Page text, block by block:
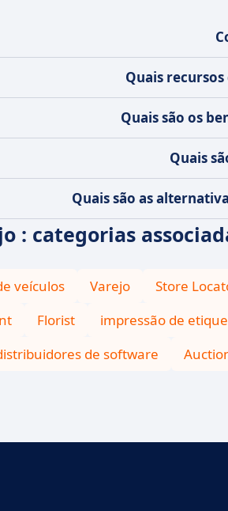
Quais
Quais são os
Quais
Quais são as
: categorias
veículos Varejo Store
Florist impressão de
de software